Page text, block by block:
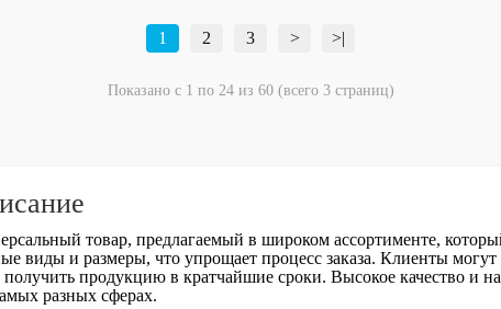
1 2 3 > >|
Показано с 1 по 24 из 60 (всего 3 страниц)
товар, предлагаемый в широком ассортименте,
виды и размеры, что упрощает процесс заказа. Клиенты могут
продукцию в кратчайшие сроки. Высокое качество и
разных сферах.